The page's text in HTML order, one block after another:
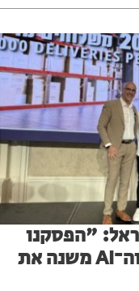
"הפסקנו
לרגש את הצרכנים" – וה־AI משנה את